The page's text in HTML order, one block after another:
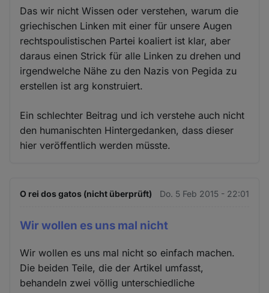
Das wir nicht Wissen oder verstehen, warum die
griechischen Linken mit einer für unsere Augen
rechtspoulistischen Partei koaliert ist klar, aber
daraus einen Strick für alle Linken zu drehen und
irgendwelche Nähe zu den Nazis von Pegida zu
erstellen ist arg konstruiert.
Ein schlechter Beitrag und ich verstehe auch nicht
den humanischten Hintergedanken, dass dieser
hier veröffentlich werden müsste.
O rei dos gatos (nicht überprüft) Do. 5 Feb 2015 - 22:01
Wir wollen es uns mal nicht
Wir wollen es uns mal nicht so einfach machen.
Die beiden Teile, die der Artikel umfasst,
behandeln zwei völlig unterschiedliche